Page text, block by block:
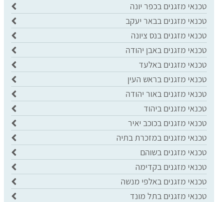
טכנאי מזגנים בכפר יונה
טכנאי מזגנים בבאר יעקב
טכנאי מזגנים בנס ציונה
טכנאי מזגנים באבן יהודה
טכנאי מזגנים באלעד
טכנאי מזגנים בראש העין
טכנאי מזגנים באור יהודה
טכנאי מזגנים ביהוד
טכנאי מזגנים בכוכב יאיר
טכנאי מזגנים במזכרת בתיה
טכנאי מזגנים בשוהם
טכנאי מזגנים בקדימה
טכנאי מזגנים באלפי מנשה
טכנאי מזגנים בתל מונד